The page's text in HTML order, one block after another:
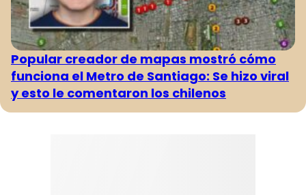
Popular creador de mapas mostró cómo
funciona el Metro de Santiago: Se hizo viral
y esto le comentaron los chilenos